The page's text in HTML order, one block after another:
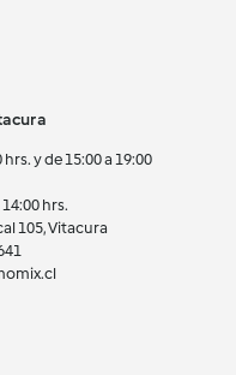
y de 15:00 a 19:00
hrs.
105, Vitacura